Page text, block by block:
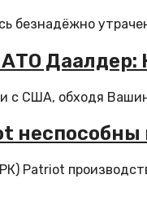
безнадёжно
Даалдер:
с США, обходя
Patriot